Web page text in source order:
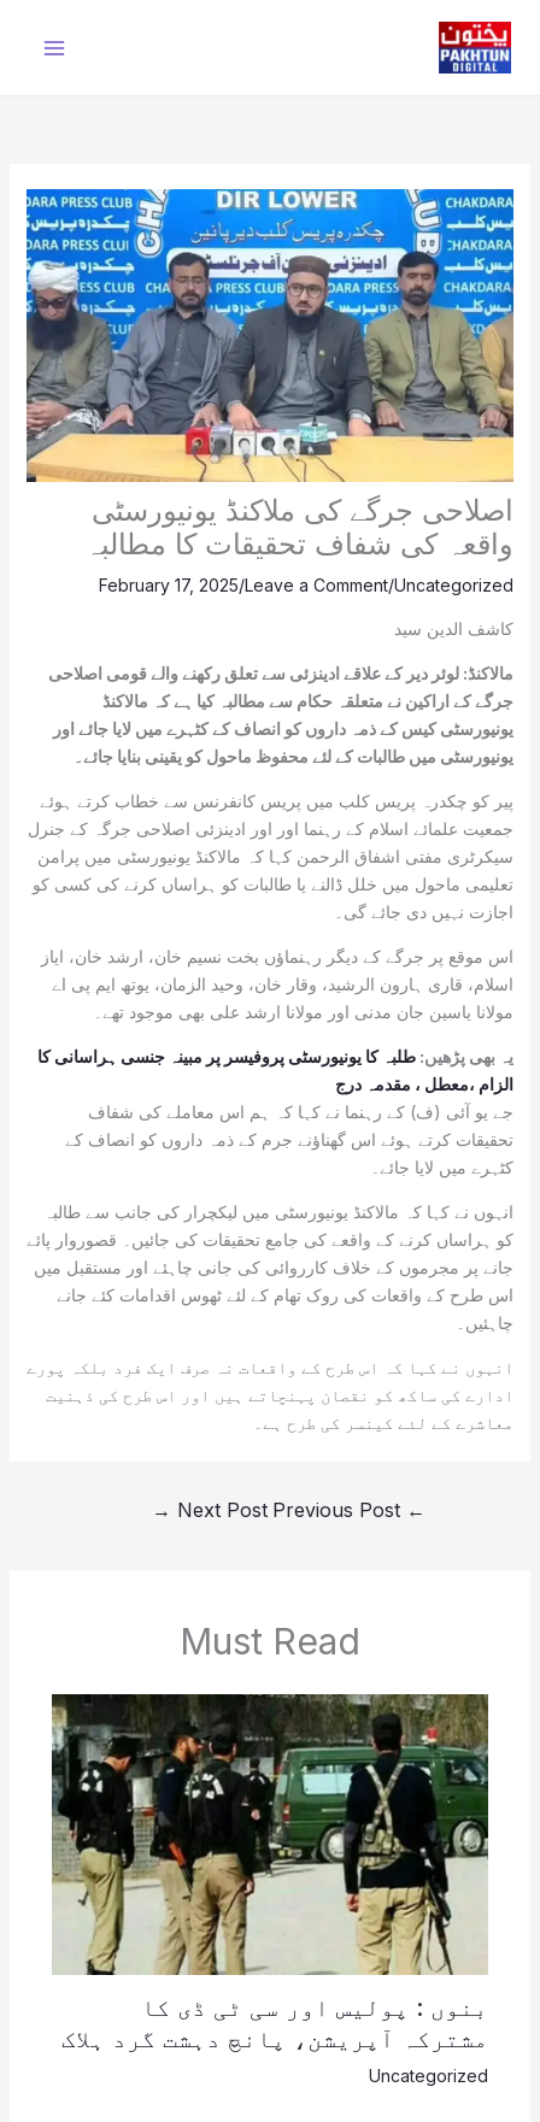
content
اصلاحی جرگے کی ملاکنڈ یونیورسٹی
واقعہ کی شفاف تحقیقات کا مطالبہ
Uncategorized
/
Leave a Comment
/
February 17, 2025
کاشف الدین سید
مالاکنڈ: لوئر دیر کے علاقے ادینزئی سے تعلق رکھنے والے قومی اصلاحی
جرگے کے اراکین نے متعلقہ حکام سے مطالبہ کیا ہے کہ مالاکنڈ
یونیورسٹی کیس کے ذمہ داروں کو انصاف کے کٹہرے میں لایا جائے اور
یونیورسٹی میں طالبات کے لئے محفوظ ماحول کو یقینی بنایا جائے۔
پیر کو چکدرہ پریس کلب میں پریس کانفرنس سے خطاب کرتے ہوئے
جمعیت علمائے اسلام کے رہنما اور اور ادینزئی اصلاحی جرگہ کے جنرل
سیکرٹری مفتی اشفاق الرحمن کہا کہ مالاکنڈ یونیورسٹی میں پرامن
تعلیمی ماحول میں خلل ڈالنے یا طالبات کو ہراساں کرنے کی کسی کو
اجازت نہیں دی جائے گی۔
اس موقع پر جرگے کے دیگر رہنماؤں بخت نسیم خان، ارشد خان، ایاز
اسلام، قاری ہارون الرشید، وقار خان، وحید الزمان، یوتھ ایم پی اے
مولانا یاسین جان مدنی اور مولانا ارشد علی بھی موجود تھے۔
یہ بھی پڑھیں: طلبہ کا یونیورسٹی پروفیسر پر مبینہ جنسی ہراسانی کا
الزام ،معطل ، مقدمہ درج
جے یو آئی (ف) کے رہنما نے کہا کہ ہم اس معاملے کی شفاف
تحقیقات کرتے ہوئے اس گھناؤنے جرم کے ذمہ داروں کو انصاف کے
کٹہرے میں لایا جائے۔
انہوں نے کہا کہ مالاکنڈ یونیورسٹی میں لیکچرار کی جانب سے طالبہ
کو ہراساں کرنے کے واقعے کی جامع تحقیقات کی جائیں۔ قصوروار پائے
جانے پر مجرموں کے خلاف کارروائی کی جانی چاہئے اور مستقبل میں
اس طرح کے واقعات کی روک تھام کے لئے ٹھوس اقدامات کئے جانے
چاہئیں۔
انہوں نے کہا کہ اس طرح کے واقعات نہ صرف ایک فرد بلکہ پورے
ادارے کی ساکھ کو نقصان پہنچاتے ہیں اور اس طرح کی ذہنیت
معاشرے کے لئے کینسر کی طرح ہے۔
←
Next Post
→
Must Read
بنوں : پولیس اور سی ٹی ڈی کا
مشترکہ آپریشن، پانچ دہشت گرد ہلاک
Uncategorized